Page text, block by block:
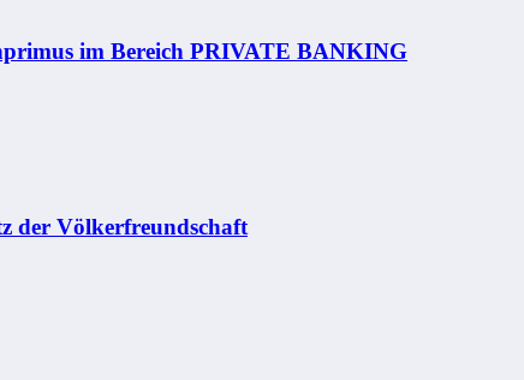
im Bereich PRIVATE BANKING
der Völkerfreundschaft